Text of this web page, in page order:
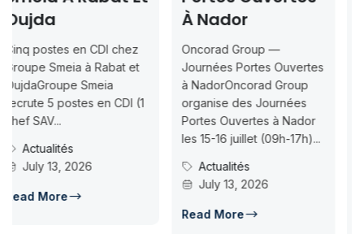
À Nador
Oncorad Group —
Journées Portes Ouvertes
à NadorOncorad Group
organise des Journées
Portes Ouvertes à Nador
Actualités
Inscription
Jusqu’au 2026-
07-18
Concours d’accès L1
Inscription jusqu’au 2026-
07-18ISMAC ouvre les
candidatures au concours
d’accès en L1 pour...
Concours Post-Bac